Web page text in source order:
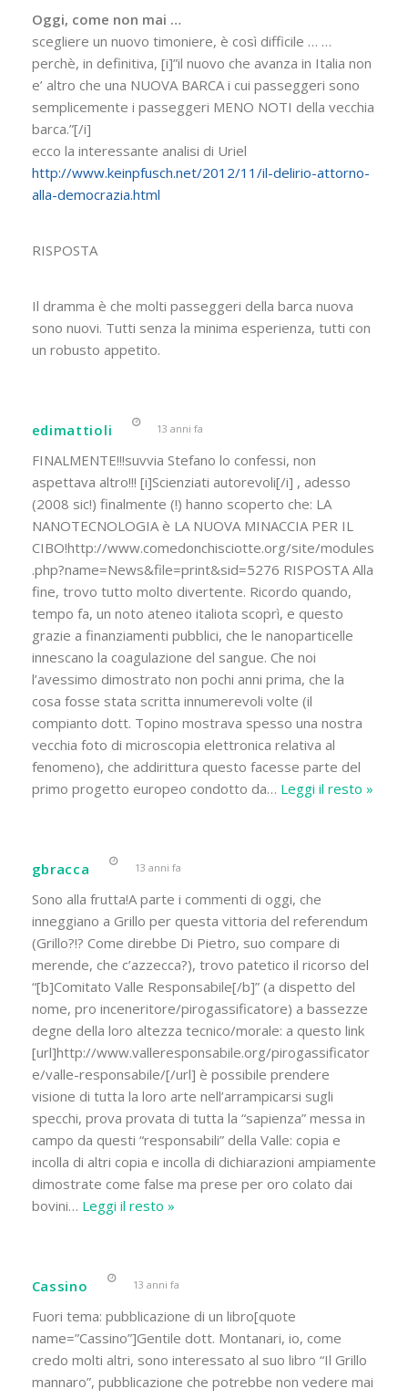
Oggi, come non mai …
scegliere un nuovo timoniere, è così difficile … …
perchè, in definitiva, [i]”il nuovo che avanza in Italia non
e’ altro che una NUOVA BARCA i cui passeggeri sono
semplicemente i passeggeri MENO NOTI della vecchia
barca.”[/i]
ecco la interessante analisi di Uriel
http://www.keinpfusch.net/2012/11/il-delirio-attorno-
alla-democrazia.html
RISPOSTA
Il dramma è che molti passeggeri della barca nuova
sono nuovi. Tutti senza la minima esperienza, tutti con
un robusto appetito.
edimattioli 13 anni fa
FINALMENTE!!!suvvia Stefano lo confessi, non
aspettava altro!!! [i]Scienziati autorevoli[/i] , adesso
(2008 sic!) finalmente (!) hanno scoperto che: LA
NANOTECNOLOGIA è LA NUOVA MINACCIA PER IL
CIBO!http://www.comedonchisciotte.org/site/modules
.php?name=News&file=print&sid=5276 RISPOSTA Alla
fine, trovo tutto molto divertente. Ricordo quando,
tempo fa, un noto ateneo italiota scoprì, e questo
grazie a finanziamenti pubblici, che le nanoparticelle
innescano la coagulazione del sangue. Che noi
l’avessimo dimostrato non pochi anni prima, che la
cosa fosse stata scritta innumerevoli volte (il
compianto dott. Topino mostrava spesso una nostra
vecchia foto di microscopia elettronica relativa al
fenomeno), che addirittura questo facesse parte del
primo progetto europeo condotto da… Leggi il resto »
gbracca 13 anni fa
Sono alla frutta!A parte i commenti di oggi, che
inneggiano a Grillo per questa vittoria del referendum
(Grillo?!? Come direbbe Di Pietro, suo compare di
merende, che c’azzecca?), trovo patetico il ricorso del
“[b]Comitato Valle Responsabile[/b]” (a dispetto del
nome, pro inceneritore/pirogassificatore) a bassezze
degne della loro altezza tecnico/morale: a questo link
[url]http://www.valleresponsabile.org/pirogassificator
e/valle-responsabile/[/url] è possibile prendere
visione di tutta la loro arte nell’arrampicarsi sugli
specchi, prova provata di tutta la “sapienza” messa in
campo da questi “responsabili” della Valle: copia e
incolla di altri copia e incolla di dichiarazioni ampiamente
dimostrate come false ma prese per oro colato dai
bovini… Leggi il resto »
Cassino 13 anni fa
Fuori tema: pubblicazione di un libro[quote
name=”Cassino”]Gentile dott. Montanari, io, come
credo molti altri, sono interessato al suo libro “Il Grillo
mannaro”, pubblicazione che potrebbe non vedere mai